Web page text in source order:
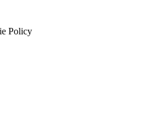
Policy